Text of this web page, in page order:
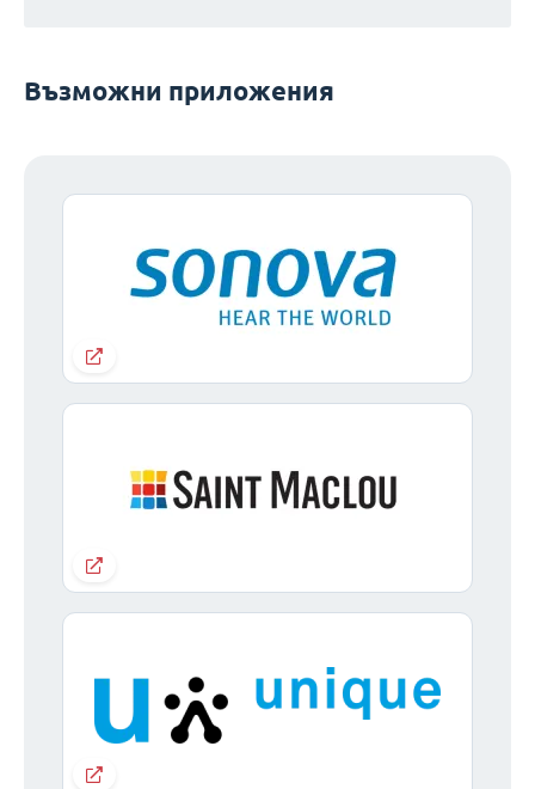
Възможни приложения